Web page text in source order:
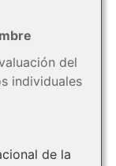
del
individuales
de la